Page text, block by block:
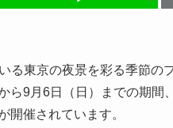
る東京の夜景を彩る季節の
ら9月6日（日）までの期間
開催されています。